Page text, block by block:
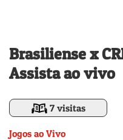
Brasiliense x
Assista ao vivo
7 visitas
Jogos ao Vivo